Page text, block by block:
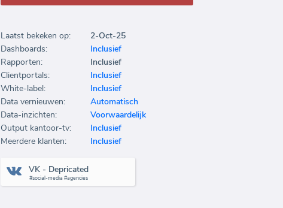
Laatst bekeken op:
2-Oct-25
Dashboards:
Inclusief
Rapporten:
Inclusief
Clientportals:
Inclusief
White-label:
Inclusief
Data vernieuwen:
Automatisch
Data-inzichten:
Voorwaardelijk
Output kantoor-tv:
Inclusief
Meerdere klanten:
Inclusief
VK - Depricated
#social-media #agencies